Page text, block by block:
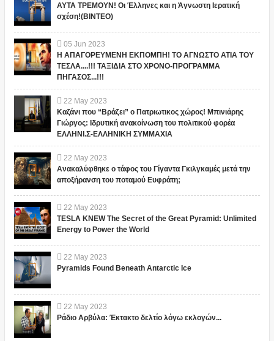
ΑΥΤΑ ΤΡΕΜΟΥΝ! Οι Έλληνες και η Άγνωστη Ιερατική
σχέση!(ΒΙΝΤΕΟ)
05 Jun 2023
Η ΑΠΑΓΟΡΕΥΜΕΝΗ ΕΚΠΟΜΠΗ! ΤΟ ΑΓΝΩΣΤΟ ΑΤΙΑ ΤΟΥ
ΤΕΣΛΑ....!!! ΤΑΞΙΔΙΑ ΣΤΟ ΧΡΟΝΟ-ΠΡΟΓΡΑΜΜΑ
ΠΗΓΑΣΟΣ...!!!
22 May 2023
Καζάνι που “Βράζει” ο Πατριωτικος χώρος! Μπινιάρης
Γιώργος: Ιδρυτική ανακοίνωση του πολιτικού φορέα
ΕΛΛΗΝΙ.Σ-ΕΛΛΗΝΙΚΗ ΣΥΜΜΑΧΙΑ
22 May 2023
Ανακαλύφθηκε ο τάφος του Γίγαντα Γκιλγκαμές μετά την
αποξήρανση του ποταμού Ευφράτη;
22 May 2023
TESLA KNEW The Secret of the Great Pyramid: Unlimited
Energy to Power the World
22 May 2023
Pyramids Found Beneath Antarctic Ice
22 May 2023
Ράδιο Αρβύλα: Έκτακτο δελτίο λόγω εκλογών...